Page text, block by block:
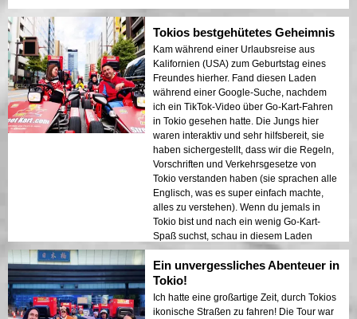
Tokios bestgehütetes Geheimnis
Kam während einer Urlaubsreise aus
Kalifornien (USA) zum Geburtstag eines
Freundes hierher. Fand diesen Laden
während einer Google-Suche, nachdem
ich ein TikTok-Video über Go-Kart-Fahren
in Tokio gesehen hatte. Die Jungs hier
waren interaktiv und sehr hilfsbereit, sie
haben sichergestellt, dass wir die Regeln,
Vorschriften und Verkehrsgesetze von
Tokio verstanden haben (sie sprachen alle
Englisch, was es super einfach machte,
alles zu verstehen). Wenn du jemals in
Tokio bist und nach ein wenig Go-Kart-
Spaß suchst, schau in diesem Laden
vorbei, und ich garantiere dir, dass du es
nicht bereuen wirst!
Ein unvergessliches Abenteuer in
Tokio!
Ich hatte eine großartige Zeit, durch Tokios
ikonische Straßen zu fahren! Die Tour war